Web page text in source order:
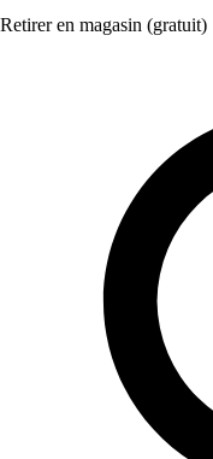
Retirer en magasin (gratuit)